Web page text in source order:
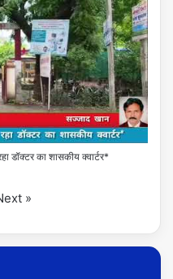
डॉक्टर का शासकीय क्वार्टर*
»